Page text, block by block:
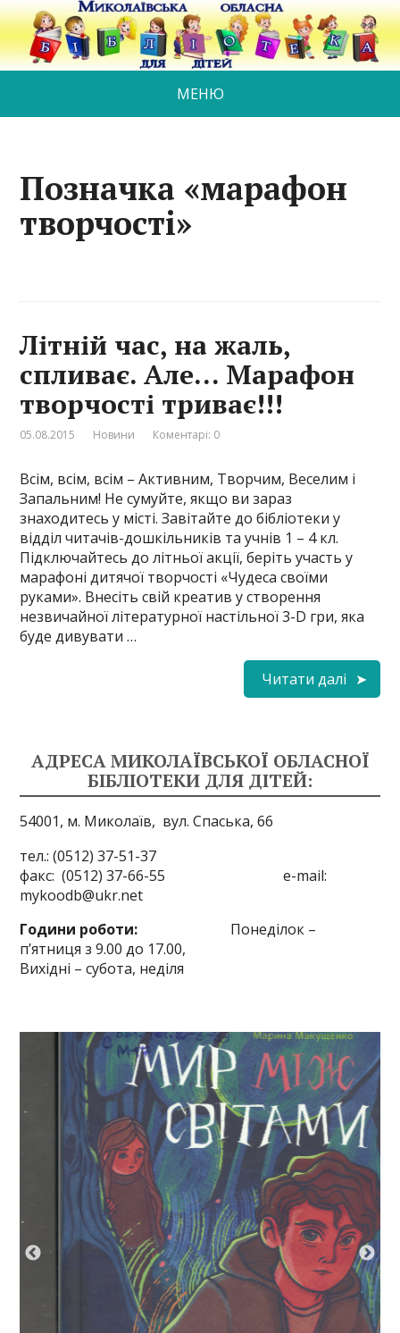
МЕНЮ
Позначка «марафон
творчості»
Літній час, на жаль,
спливає. Але… Марафон
творчості триває!!!
05.08.2015 Новини Коментарі: 0
Всім, всім, всім – Активним, Творчим, Веселим і
Запальним! Не сумуйте, якщо ви зараз
знаходитесь у місті. Завітайте до бібліотеки у
відділ читачів-дошкільників та учнів 1 – 4 кл.
Підключайтесь до літньої акції, беріть участь у
марафоні дитячої творчості «Чудеса своїми
руками». Внесіть свій креатив у створення
незвичайної літературної настільної 3-D гри, яка
буде дивувати …
Читати далі
АДРЕСА МИКОЛАЇВСЬКОЇ ОБЛАСНОЇ
БІБЛІОТЕКИ ДЛЯ ДІТЕЙ:
54001, м. Миколаїв, вул. Спаська, 66
тел.: (0512) 37-51-37
факс: (0512) 37-66-55 e-mail:
mykoodb@ukr.net
Години роботи: Понеділок –
п’ятниця з 9.00 до 17.00,
Вихідні – субота, неділя